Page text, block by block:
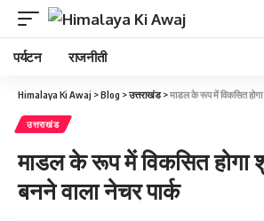
पर्यटन राजनीती
Himalaya Ki Awaj >Blog >उत्तराखंड>माडल के रूप में विकसित होगा
उत्तराखंड
माडल के रूप में विकसित होगा
बनने वाला नेचर पार्क